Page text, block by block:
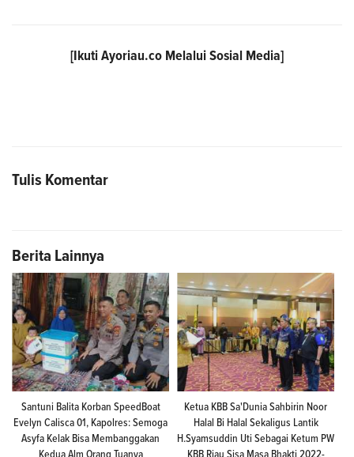
[Ikuti Ayoriau.co Melalui Sosial Media]
Tulis Komentar
Berita Lainnya
Santuni Balita Korban SpeedBoat
Evelyn Calisca 01, Kapolres: Semoga
Asyfa Kelak Bisa Membanggakan
Kedua Alm Orang Tuanya
Ketua KBB Sa'Dunia Sahbirin Noor
Halal Bi Halal Sekaligus Lantik
H.Syamsuddin Uti Sebagai Ketum PW
KBB Riau Sisa Masa Bhakti 2022-